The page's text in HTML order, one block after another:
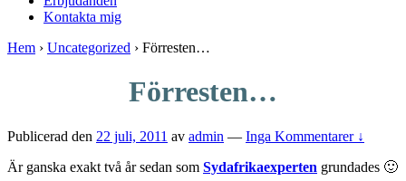
Kontakta mig
Hem › Uncategorized › Förresten…
Förresten…
Publicerad den 22 juli, 2011 av admin — Inga Kommentarer ↓
Är ganska exakt två år sedan som Sydafrikaexperten grundades 🙂